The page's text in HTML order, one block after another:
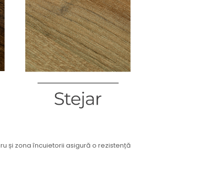
și zona încuietorii asigură o rezistență